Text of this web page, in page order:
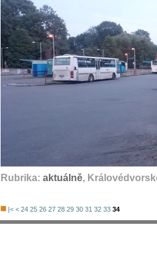
Rubrika: aktuálně,
|< < 24 25 26 27 28 29 30 31 32 33 34